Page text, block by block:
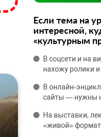
Если тема на
интересной,
«культурным
В соцсети и на
нахожу ролики и
В
сайты — нужны
На выставки,
«живой» формат.